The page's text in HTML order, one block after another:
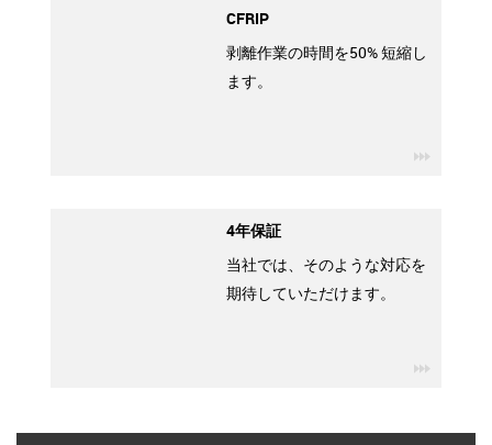
CFRIP
剥離作業の時間を50% 短縮し
ます。
4年保証
当社では、そのような対応を
期待していただけます。